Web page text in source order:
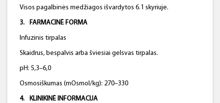
Visos pagalbinės medžiagos išvardytos 6.1 skyriuje.
3. FARMACINĖ FORMA
Infuzinis tirpalas
Skaidrus, bespalvis arba šviesiai gelsvas tirpalas.
pH: 5,3–6,0
Osmosiškumas (mOsmol/kg): 270–330
4. KLINIKINĖ INFORMACIJA